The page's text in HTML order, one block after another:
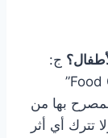
ج:
على الإطلاق، نحن نستخدم مواد “Food Grade”
بها من
تترك أي أثر